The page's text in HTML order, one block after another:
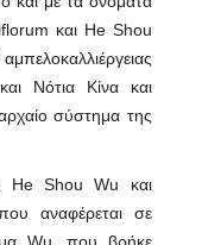
και He Shou
Νότια Κίνα και
σύστημα της
He Shou Wu και
αναφέρεται σε
Wu, που βρήκε